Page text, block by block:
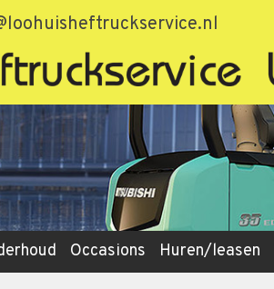
Occasions Huren/leasen